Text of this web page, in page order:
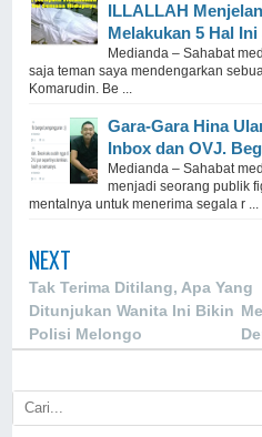
ILLALLAH
Melakukan 5 Hal
Medianda – Sahabat
saja teman saya mendengarkan
Komarudin. Be ...
Gara-Gara Hina
Inbox dan OVJ.
Medianda – Sahabat
menjadi seorang publik
mentalnya untuk menerima segala r ...
NEXT
Tak Terima Ditilang, Apa Yang
Ditunjukan Wanita Ini Bikin
Polisi Melongo